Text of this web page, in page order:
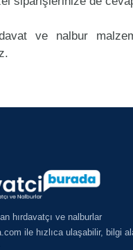
ve nalbur
hırdavatçı ve nalburlar
ile hızlıca ulaşabilir, bilgi